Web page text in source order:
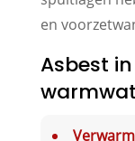
en
Asbest